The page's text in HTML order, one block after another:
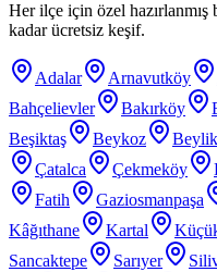
Her ilçe için özel
kadar ücretsiz keşif.
Adalar Arnavutköy
Bahçelievler
Bakırköy
Beşiktaş
Beykoz
Çatalca
Çekmeköy
Fatih
Gaziosmanpaşa
Kâğıthane
Kartal
Sancaktepe
Sarıyer